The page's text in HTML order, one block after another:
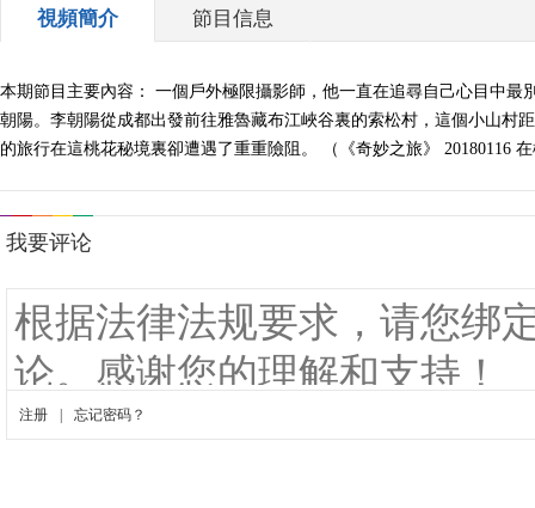
視頻簡介 節目信息
本期節目主要內容： 一個戶外極限攝影師，他一直在追尋自己心目中
朝陽。李朝陽從成都出發前往雅魯藏布江峽谷裏的索松村，這個小山村
的旅行在這桃花秘境裏卻遭遇了重重險阻。 （《奇妙之旅》 20180116